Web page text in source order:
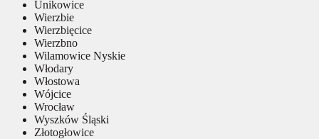
Unikowice
Wierzbie
Wierzbięcice
Wierzbno
Wilamowice Nyskie
Włodary
Włostowa
Wójcice
Wrocław
Wyszków Śląski
Złotogłowice